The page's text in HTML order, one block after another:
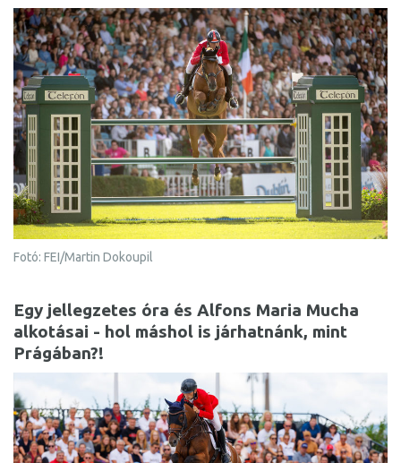
Fotó: FEI/Martin Dokoupil
Egy jellegzetes óra és Alfons Maria Mucha
alkotásai - hol máshol is járhatnánk, mint
Prágában?!